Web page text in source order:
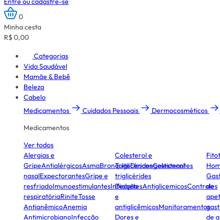
0
Minha cesta
R$ 0,00
Categorias
Vida Saudável
Mamãe & Bebê
Beleza
Cabelo
Medicamentos
Cuidados Pessoais Dermocosméticos
Medicamentos
Ver todos
Alergias e
GripeAntialérgicosAsmaBronquiteDescongestionantes
nasalExpectorantesGripe e
resfriadoImunoestimulantesInfecção
respiratóriaRiniteTosse
AntianêmicoAnemia
AntimicrobianoInfecção
Colesterol e
TriglicéridesColesterol
triglicérides
DiabetesAntiglicemicosControles
e
antiglicêmicosMonitoramentos
Dores e
de
de